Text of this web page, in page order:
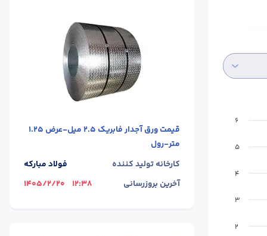
6
5
4
3
2
قیمت
ورق آجدار فابریک 2.5 میل-عرض 1.25
متر-رول
کارخانه تولید کننده
فولاد مبارکه
آخرین بروزرسانی
12:38
1405/2/20